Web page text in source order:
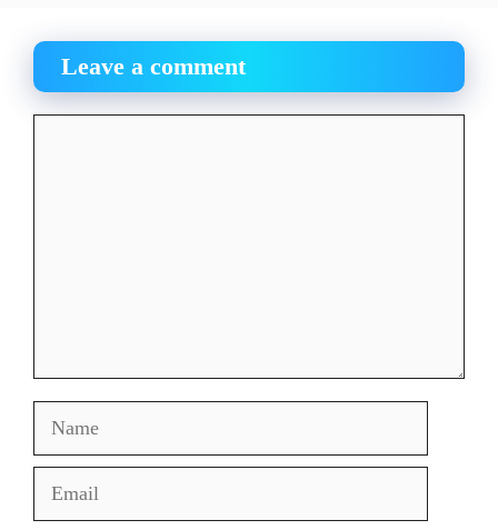
Leave a comment
Name
Email